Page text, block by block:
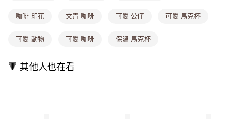
1.分期款項不併入電信帳單，「大哥付你分期」於每月結算日後寄送繳費提
醒簡訊。
帳／街口支付／iPASS MONEY」等通路繳費。
1.本服務係由「台灣大哥大股份有限公司」（以下簡稱本公司）所提供，讓
每筆NT$80，滿NT$699(含以上)免運費
萊爾富取貨付款
付款後萊爾富取貨
咖啡 印花 文青 咖啡 可愛 公仔 可愛 馬克杯
可愛 動物 可愛 咖啡 保溫 馬克杯
🔻 其他人也在看